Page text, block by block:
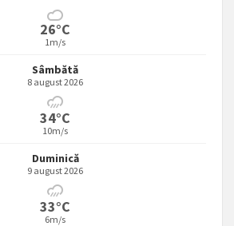
26°C
1m/s
Sâmbătă
8 august 2026
34°C
10m/s
Duminică
9 august 2026
33°C
6m/s